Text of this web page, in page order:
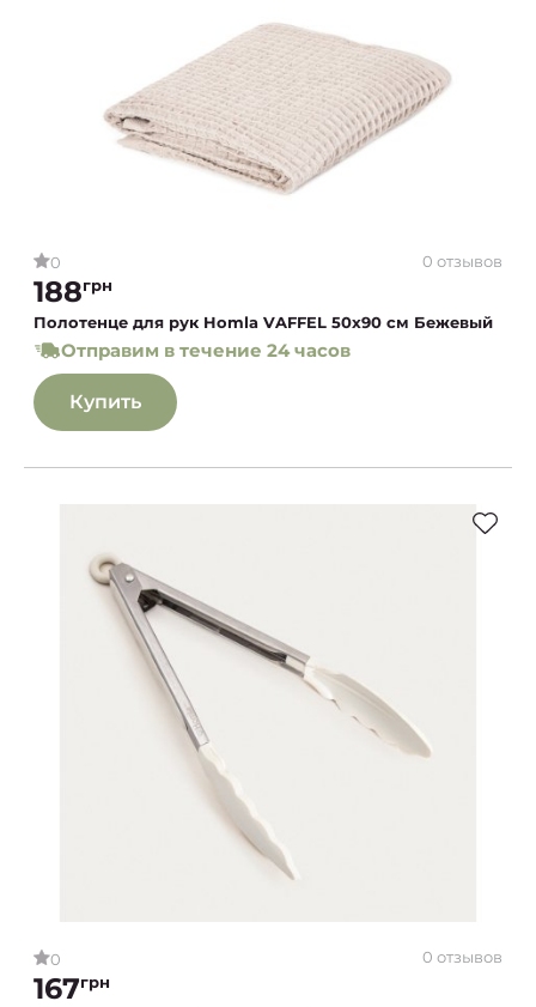
0 0 отзывов
188грн
Полотенце для рук Homla VAFFEL 50x90 см Бежевый
Отправим в течение 24 часов
Купить
0 0 отзывов
167грн